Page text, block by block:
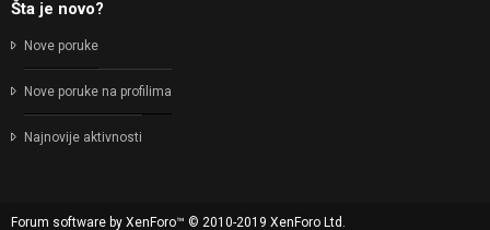
Šta je novo?
Nove poruke
Nove poruke na profilima
Najnovije aktivnosti
Forum software by XenForo™ © 2010-2019 XenForo Ltd.